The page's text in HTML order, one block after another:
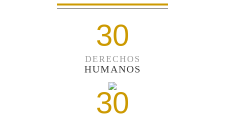
30
DERECHOS
HUMANOS
30